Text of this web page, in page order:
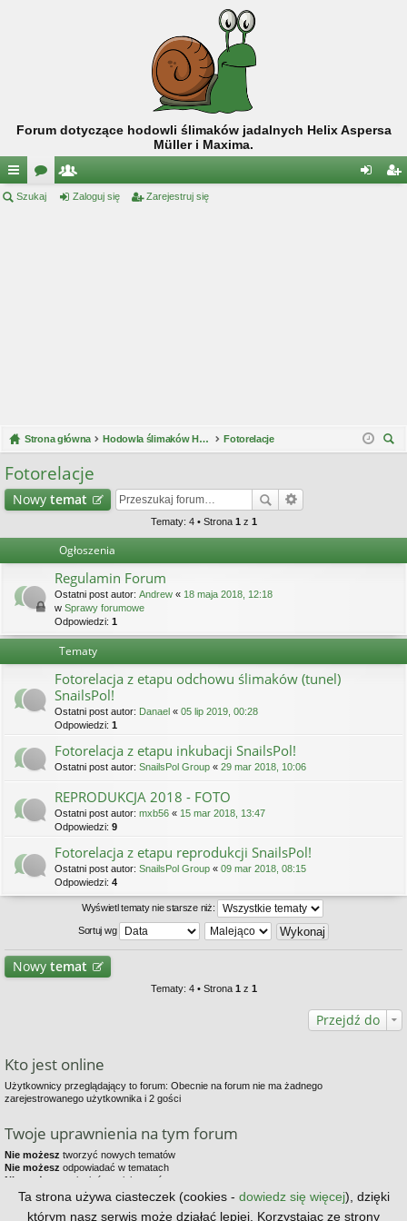
Forum dotyczące hodowli ślimaków jadalnych Helix Aspersa
Müller i Maxima.
ię or ży
Szukaj Zaloguj się Zarejestruj się
Strona główna Hodowla ślimaków Helix Aspersa Müller / Maxima
Fotorelacje
Fotorelacje
Nowy temat
Tematy: 4 • Strona 1 z 1
Ogłoszenia
Regulamin Forum
Ostatni post autor: Andrew « 18 maja 2018, 12:18
w Sprawy forumowe
Odpowiedzi: 1
Tematy
Fotorelacja z etapu odchowu ślimaków (tunel)
SnailsPol!
Ostatni post autor: Danael « 05 lip 2019, 00:28
Odpowiedzi: 1
Fotorelacja z etapu inkubacji SnailsPol!
Ostatni post autor: SnailsPol Group « 29 mar 2018, 10:06
REPRODUKCJA 2018 - FOTO
Ostatni post autor: mxb56 « 15 mar 2018, 13:47
Odpowiedzi: 9
Fotorelacja z etapu reprodukcji SnailsPol!
Ostatni post autor: SnailsPol Group « 09 mar 2018, 08:15
Odpowiedzi: 4
Wyświetl tematy nie starsze niż:
Sortuj wg
Nowy temat
Tematy: 4 • Strona 1 z 1
Przejdź do
Kto jest online
Użytkownicy przeglądający to forum: Obecnie na forum nie ma żadnego
zarejestrowanego użytkownika i 2 gości
Twoje uprawnienia na tym forum
Nie możesz tworzyć nowych tematów
Nie możesz odpowiadać w tematach
Nie możesz
zmieniać swoich postów
Nie możeszusuwać swoich postów
dodawać załączników
Ta strona używa ciasteczek (cookies - dowiedz się więcej), dzięki
którym nasz serwis może działać lepiej. Korzystając ze strony